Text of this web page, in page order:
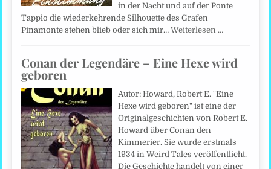
in der Nacht und auf der Ponte
Tappio die wiederkehrende Silhouette des Grafen
Pinamonte stehen blieb oder sich mir…Weiterlesen …
Conan der Legendäre – Eine Hexe wird
geboren
Autor: Howard, Robert E. "Eine
Hexe wird geboren" ist eine der
Originalgeschichten von Robert E.
Howard über Conan den
Kimmerier. Sie wurde erstmals
1934 in Weird Tales veröffentlicht.
Die Geschichte handelt von einer